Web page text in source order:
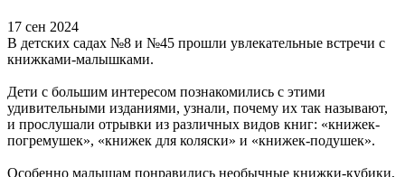
17 сен 2024
В детских садах №8 и №45 прошли увлекательные встречи с
книжками-малышками.
Дети с большим интересом познакомились с этими
удивительными изданиями, узнали, почему их так называют,
и прослушали отрывки из различных видов книг: «книжек-
погремушек», «книжек для коляски» и «книжек-подушек».
Особенно малышам понравились необычные книжки-кубики,